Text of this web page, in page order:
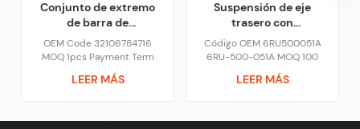
Conjunto de extremo
de barra de
acoplamiento de piezas
de dirección para BMW
750i M5
OEM Code 32106784716
MOQ 1pcs Payment Term
30% TT Pay in Advance,
Balance Pay Against B/L
Neutral Package or with Your
LEER MÁS
Suspensión de eje
trasero con
estabilizador para
coche VW
Código OEM 6RU500051A
6RU-500-051A MOQ 100
piezas Condiciones de pago
30% TT pago por
Término comercial FOB, CIF,
LEER MÁS